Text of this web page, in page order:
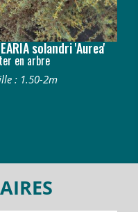
solandri 'Aurea'
en arbre
: 1.50-2m